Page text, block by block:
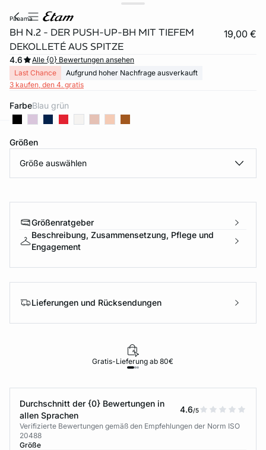
panama
BH N.2 - DER PUSH-UP-BH MIT TIEFEM
DEKOLLETÉ AUS SPITZE
19,00 €
4.6
Alle {0} Bewertungen ansehen
Last Chance
Aufgrund hoher Nachfrage ausverkauft
3 kaufen, den 4. gratis
Farbe blau grün
Größen
Größe auswählen
Größenratgeber
Beschreibung, Zusammensetzung, Pflege und
Engagement
Lieferungen und Rücksendungen
Gratis-Lieferung ab 80€
Durchschnitt der {0} Bewertungen in
allen Sprachen
4.6/5
Verifizierte Bewertungen gemäß den Empfehlungen der Norm ISO
20488
Größe